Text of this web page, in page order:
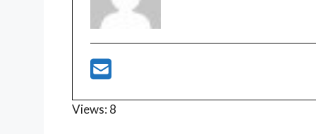
Views: 8